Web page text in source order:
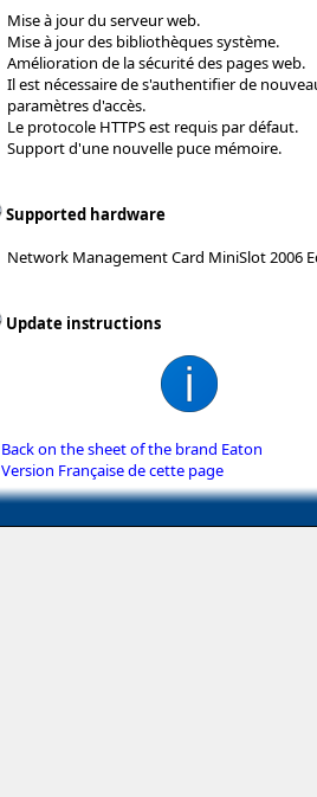
Mise à jour du serveur web.
Mise à jour des bibliothèques système.
Amélioration de la sécurité des pages web.
Il est nécessaire de s'authentifier de
paramètres d'accès.
Le protocole HTTPS est requis par défaut.
Support d'une nouvelle puce mémoire.
Supported hardware
Network Management Card MiniSlot 2006
Update instructions
Back on the sheet of the brand Eaton
Version Française de cette page